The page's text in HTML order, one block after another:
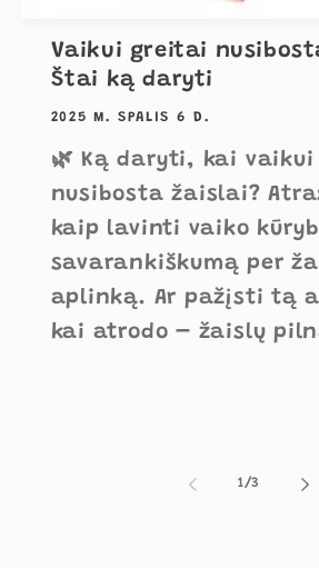
Vaikui greitai
Štai ką daryti
2025 M. SPALIS 6 D.
🌿 Ką daryti, kai
nusibosta žaislai?
kaip lavinti vaiko
savarankiškumą per
aplinką. Ar pažįsti tą
kai atrodo – žaislų
1/iš
3